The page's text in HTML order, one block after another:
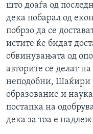
што доаѓа од
дека побарал од
побрзо да се
истите ќе бидат
обвинувањата од
авторите се делат
неподобни, Шаќири
образование и
постапка на
дека за тоа е